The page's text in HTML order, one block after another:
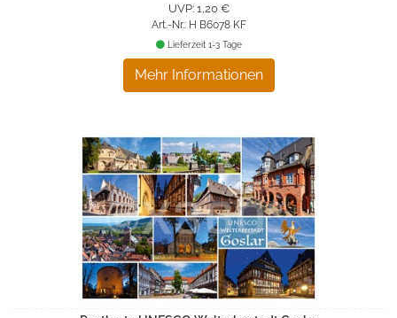
UVP: 1,20 €
Art.-Nr.: H B6078 KF
Mehr Informationen
Lieferzeit 1-3 Tage